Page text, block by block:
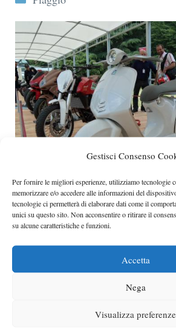
Gestisci Consenso
Per fornire le migliori esperienze, utilizziamo tecnologie
memorizzare e/o accedere alle informazioni del
tecnologie ci permetterà di elaborare dati come il
unici su questo sito. Non acconsentire o ritirare il
su alcune caratteristiche e funzioni.
Accetta
Nega
Visualizza preferenze
Nuova Vespa 3 valvole
La Piaggio doterà nel 2013 la linea
del nuovo motore 3 valvole che
Categorie